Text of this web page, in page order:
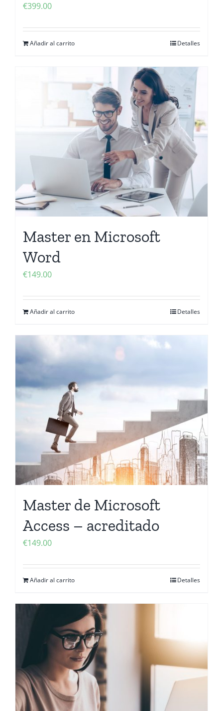
€399.00
Añadir al carrito Detalles
Master en Microsoft
Word
€149.00
Añadir al carrito Detalles
Master de Microsoft
Access – acreditado
€149.00
Añadir al carrito Detalles